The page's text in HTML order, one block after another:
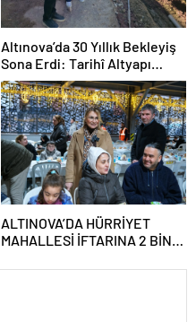
Altınova’da 30 Yıllık Bekleyiş
Sona Erdi: Tarihî Altyapı
Dönüşümü Başladı
ALTINOVA’DA HÜRRİYET
MAHALLESİ İFTARINA 2 BİNİN